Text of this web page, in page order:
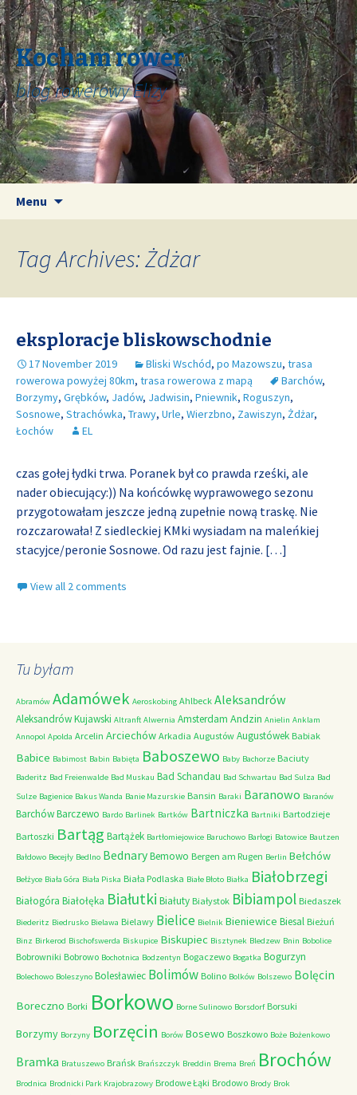
Kocham rower
blog rowerowy Elizy
Menu
Tag Archives: Żdżar
eksploracje bliskowschodnie
17 November 2019 Bliski Wschód, po Mazowszu, trasa
rowerowa powyżej 80km, trasa rowerowa z mapą Barchów,
Borzymy, Grębków, Jadów, Jadwisin, Pniewnik, Roguszyn,
Sosnowe, Strachówka, Trawy, Urle, Wierzbno, Zawiszyn, Żdżar,
Łochów
EL
czas gołej łydki trwa. Poranek był co prawda rześki, ale
nader obiecujący:)) Na końcówkę wyprawowego sezonu
przygotowałam jeszcze jedną zupełnie nową traskę. Nie
rozczarowała! Z siedleckiej KMki wysiadam na maleńkiej
stacyjce/peronie Sosnowe. Od razu jest fajnie. […]
View all 2 comments
Tu byłam
Abramów Adamówek Aeroskobing Ahlbeck Aleksandrów
Aleksandrów Kujawski Altranft Alwernia Amsterdam Andzin Anielin Anklam
Annopol Apolda Arcelin Arciechów Arkadia Augustów Augustówek Babiak
Babice Babimost Babin Babięta Baboszewo Baby Bachorze Baciuty
Baderitz Bad Freienwalde Bad Muskau Bad Schandau Bad Schwartau Bad Sulza Bad
Sulze Bagienice Bakus Wanda Banie Mazurskie Bansin Baraki Baranowo Baranów
BarchówBarczewo Bardo Barlinek Bartków Bartniczka Bartniki Bartodzieje
Bartoszki Bartąg Bartążek Bartłomiejowice Baruchowo Barłogi Batowice Bautzen
Bałdowo Becejły Bedlno BednaryBemowo Bergen am Rugen Berlin Bełchów
Bełżyce Biała Góra Biała Piska Biała Podlaska Białe Błoto Białka Białobrzegi
Białogóra Białołęka Białutki Białuty Białystok Bibiampol Biedaszek
Biederitz Biedrusko Bielawa Bielawy Bielice Bielnik Bieniewice Biesal Bieżuń
Binz Birkerod Bischofswerda Biskupice Biskupiec Bisztynek Bledzew Bnin Bobolice
Bobrowniki Bobrowo Bochotnica Bodzentyn Bogaczewo Bogatka Bogurzyn
Bolechowo Boleszyno Bolesławiec Bolimów Bolino Bolków Bolszewo Bolęcin
Boreczno Borki Borkowo Borne Sulinowo Borsdorf Borsuki
Borzymy Borzyny Borzęcin Borów Bosewo Boszkowo Boże Bożenkowo
Bramka Bratuszewo Brańsk Brańszczyk Breddin Brema Breń Brochów
Brodnica Brodnicki Park Krajobrazowy Brodowe Łąki Brodowo Brody Brok